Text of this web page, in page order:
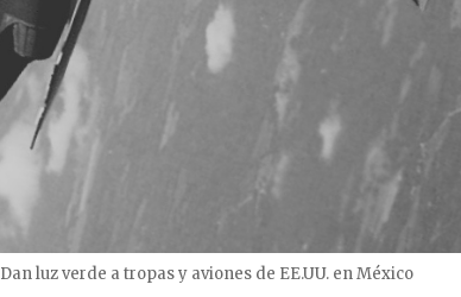
Dan luz verde a tropas y aviones de EE.UU. en México